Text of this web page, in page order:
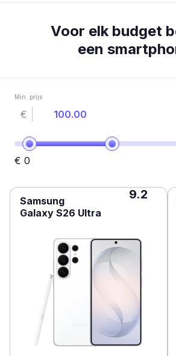
Voor elk budget
een
Min. prijs
€
€ 0
Samsung
Galaxy S26 Ultra
9.2